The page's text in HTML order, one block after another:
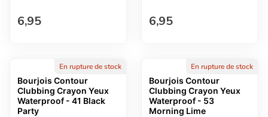
Prix normal
6,95 Prix normal
6,95
En rupture de stock
Bourjois Contour
Clubbing Crayon Yeux
Waterproof - 41 Black
Party
En rupture de stock
Bourjois Contour
Clubbing Crayon Yeux
Waterproof - 53
Morning Lime